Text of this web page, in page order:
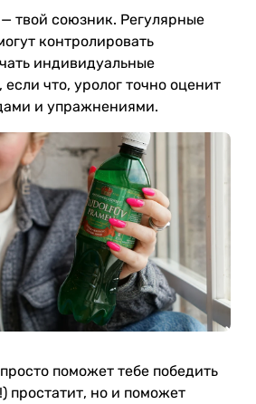
твой союзник. Регулярные
контролировать
индивидуальные
что, уролог точно оценит
и упражнениями.
поможет тебе победить
простатит, но и поможет